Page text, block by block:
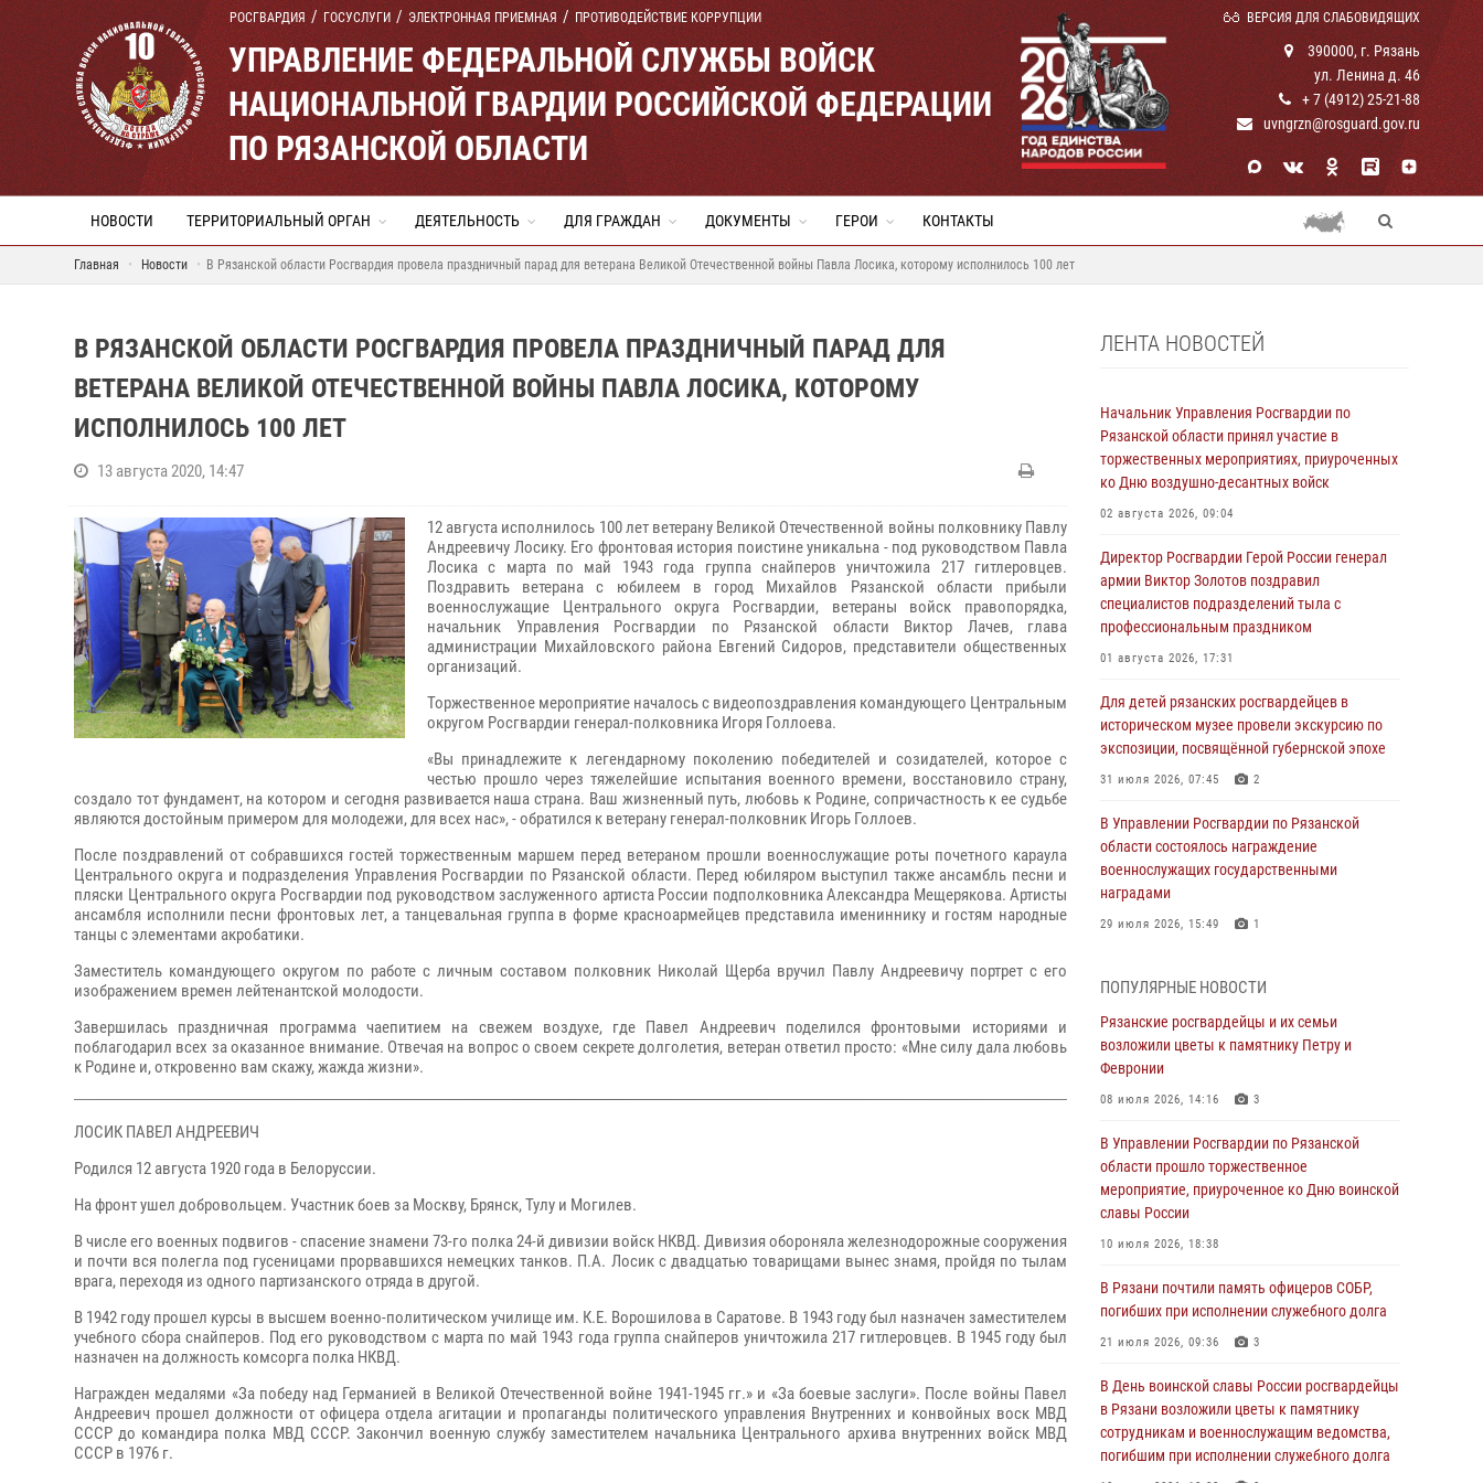
РОСГВАРДИЯ ГОСУСЛУГИ ЭЛЕКТРОННАЯ ПРИЕМНАЯ ПРОТИВОДЕЙСТВИЕ КОРРУПЦИИ ВЕРСИЯ ДЛЯ СЛАБОВИДЯЩИХ
УПРАВЛЕНИЕ ФЕДЕРАЛЬНОЙ СЛУЖБЫ ВОЙСК
НАЦИОНАЛЬНОЙ ГВАРДИИ РОССИЙСКОЙ ФЕДЕРАЦИИ
ПО РЯЗАНСКОЙ ОБЛАСТИ
390000, г. Рязань
ул. Ленина д. 46
+ 7 (4912) 25-21-88
uvngrzn@rosguard.gov.ru
НОВОСТИ ТЕРРИТОРИАЛЬНЫЙ ОРГАН ДЕЯТЕЛЬНОСТЬ ДЛЯ ГРАЖДАН ДОКУМЕНТЫ ГЕРОИ КОНТАКТЫ
Главная Новости В Рязанской области Росгвардия провела праздничный парад для ветерана Великой Отечественной войны Павла Лосика, которому исполнилось 100 лет
В РЯЗАНСКОЙ ОБЛАСТИ РОСГВАРДИЯ ПРОВЕЛА ПРАЗДНИЧНЫЙ ПАРАД ДЛЯ
ВЕТЕРАНА ВЕЛИКОЙ ОТЕЧЕСТВЕННОЙ ВОЙНЫ ПАВЛА ЛОСИКА, КОТОРОМУ
ИСПОЛНИЛОСЬ 100 ЛЕТ
13 августа 2020, 14:47
12 августа исполнилось 100 лет ветерану Великой Отечественной войны полковнику Павлу
Андреевичу Лосику. Его фронтовая история поистине уникальна - под руководством Павла
Лосика с марта по май 1943 года группа снайперов уничтожила 217 гитлеровцев.
Поздравить ветерана с юбилеем в город Михайлов Рязанской области прибыли
военнослужащие Центрального округа Росгвардии, ветераны войск правопорядка,
начальник Управления Росгвардии по Рязанской области Виктор Лачев, глава
администрации Михайловского района Евгений Сидоров, представители общественных
организаций.
Торжественное мероприятие началось с видеопоздравления командующего Центральным
округом Росгвардии генерал-полковника Игоря Голлоева.
«Вы принадлежите к легендарному поколению победителей и созидателей, которое с
честью прошло через тяжелейшие испытания военного времени, восстановило страну,
создало тот фундамент, на котором и сегодня развивается наша страна. Ваш жизненный путь, любовь к Родине, сопричастность к ее судьбе
являются достойным примером для молодежи, для всех нас», - обратился к ветерану генерал-полковник Игорь Голлоев.
После поздравлений от собравшихся гостей торжественным маршем перед ветераном прошли военнослужащие роты почетного караула
Центрального округа и подразделения Управления Росгвардии по Рязанской области. Перед юбиляром выступил также ансамбль песни и
пляски Центрального округа Росгвардии под руководством заслуженного артиста России подполковника Александра Мещерякова. Артисты
ансамбля исполнили песни фронтовых лет, а танцевальная группа в форме красноармейцев представила имениннику и гостям народные
танцы с элементами акробатики.
Заместитель командующего округом по работе с личным составом полковник Николай Щерба вручил Павлу Андреевичу портрет с его
изображением времен лейтенантской молодости.
Завершилась праздничная программа чаепитием на свежем воздухе, где Павел Андреевич поделился фронтовыми историями и
поблагодарил всех за оказанное внимание. Отвечая на вопрос о своем секрете долголетия, ветеран ответил просто: «Мне силу дала любовь
к Родине и, откровенно вам скажу, жажда жизни».
ЛОСИК ПАВЕЛ АНДРЕЕВИЧ
Родился 12 августа 1920 года в Белоруссии.
На фронт ушел добровольцем. Участник боев за Москву, Брянск, Тулу и Могилев.
В числе его военных подвигов - спасение знамени 73-го полка 24-й дивизии войск НКВД. Дивизия обороняла железнодорожные сооружения
и почти вся полегла под гусеницами прорвавшихся немецких танков. П.А. Лосик с двадцатью товарищами вынес знамя, пройдя по тылам
врага, переходя из одного партизанского отряда в другой.
В 1942 году прошел курсы в высшем военно-политическом училище им. К.Е. Ворошилова в Саратове. В 1943 году был назначен заместителем
учебного сбора снайперов. Под его руководством с марта по май 1943 года группа снайперов уничтожила 217 гитлеровцев. В 1945 году был
назначен на должность комсорга полка НКВД.
Награжден медалями «За победу над Германией в Великой Отечественной войне 1941-1945 гг.» и «За боевые заслуги». После войны Павел
Андреевич прошел должности от офицера отдела агитации и пропаганды политического управления Внутренних и конвойных воск МВД
СССР до командира полка МВД СССР. Закончил военную службу заместителем начальника Центрального архива внутренних войск МВД
СССР в 1976 г.
ЛЕНТА НОВОСТЕЙ
Начальник Управления Росгвардии по
Рязанской области принял участие в
торжественных мероприятиях, приуроченных
ко Дню воздушно-десантных войск
02 августа 2026, 09:04
Директор Росгвардии Герой России генерал
армии Виктор Золотов поздравил
специалистов подразделений тыла с
профессиональным праздником
01 августа 2026, 17:31
Для детей рязанских росгвардейцев в
историческом музее провели экскурсию по
экспозиции, посвящённой губернской эпохе
31 июля 2026, 07:45 2
В Управлении Росгвардии по Рязанской
области состоялось награждение
военнослужащих государственными
наградами
29 июля 2026, 15:49 1
Крещении Руси
28 июля 2026, 09:22 1
При силовой поддержке ОМОН житель
Касимовского округа лишён гражданства
законодательства
27 июля 2026, 15:26
Офицер вневедомственной охраны в эфире
23 июля 2026, 09:02
В Рязани почтили память офицеров СОБР,
21 июля 2026, 09:36 3
Рязанские сотрудники лицензионно-
разрешительной работы Росгвардии подвели
результаты за 6 месяцев 2026 года (видео)
ПОПУЛЯРНЫЕ НОВОСТИ
Рязанские росгвардейцы и их семьи
возложили цветы к памятнику Петру и
Февронии
08 июля 2026, 14:16 3
В Управлении Росгвардии по Рязанской
области прошло торжественное
мероприятие, приуроченное ко Дню воинской
славы России
10 июля 2026, 18:38
В Рязани почтили память офицеров СОБР,
погибших при исполнении служебного долга
21 июля 2026, 09:36 3
В День воинской славы России росгвардейцы
в Рязани возложили цветы к памятнику
сотрудникам и военнослужащим ведомства,
погибшим при исполнении служебного долга